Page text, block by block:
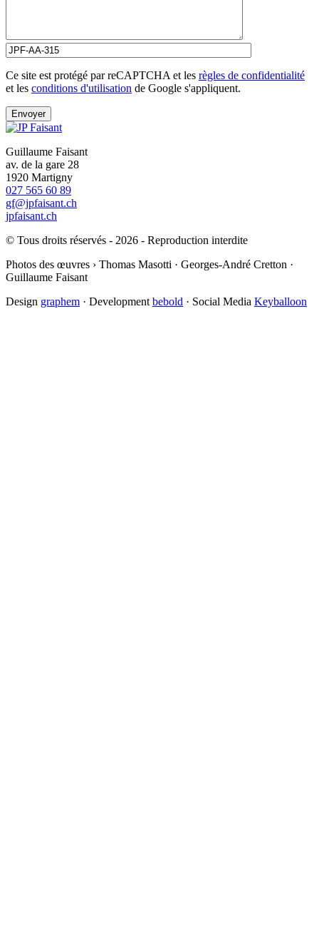
Ce site est protégé par reCAPTCHA et les règles de confidentialité
et les conditions d'utilisation de Google s'appliquent.
Guillaume Faisant
av. de la gare 28
1920 Martigny
027 565 60 89
gf@jpfaisant.ch
jpfaisant.ch
© Tous droits réservés - 2026 - Reproduction interdite
Photos des œuvres › Thomas Masotti · Georges-André Cretton ·
Guillaume Faisant
Design graphem · Development bebold · Social Media Keyballoon